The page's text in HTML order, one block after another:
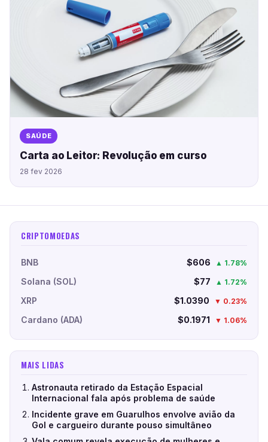
SAÚDE
Carta ao Leitor: Revolução em curso
28 fev 2026
CRIPTOMOEDAS
BNB $606 ▲ 1.78%
Solana (SOL) $77 ▲ 1.72%
XRP $1.0390 ▼ 0.23%
Cardano (ADA) $0.1971 ▼ 1.06%
MAIS LIDAS
Astronauta retirado da Estação Espacial
Internacional fala após problema de saúde
Incidente grave em Guarulhos envolve avião da
Gol e cargueiro durante pouso simultâneo